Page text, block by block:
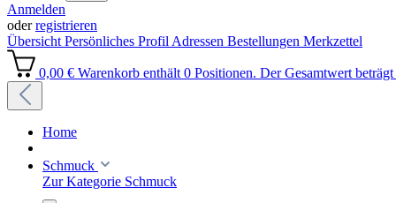
Anmelden
oderregistrieren
Übersicht Persönliches Profil Adressen Bestellungen Merkzettel
0,00 € Warenkorb enthält 0 Positionen. Der Gesamtwert
Home
Schmuck
Zur Kategorie Schmuck